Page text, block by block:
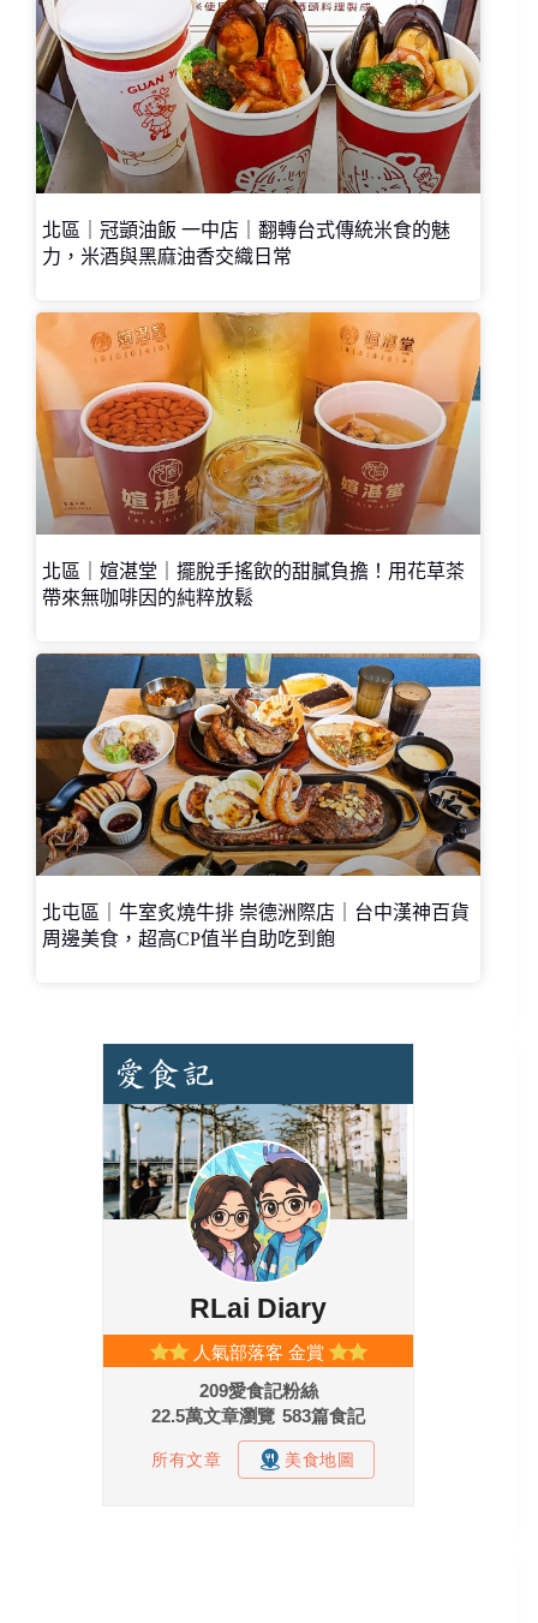
北區｜冠顗油飯 一中店｜翻轉台式傳統米食的魅
力，米酒與黑麻油香交織日常
北區｜媗湛堂｜擺脫手搖飲的甜膩負擔！用花草茶
帶來無咖啡因的純粹放鬆
北屯區｜牛室炙燒牛排 崇德洲際店｜台中漢神百貨
周邊美食，超高CP值半自助吃到飽